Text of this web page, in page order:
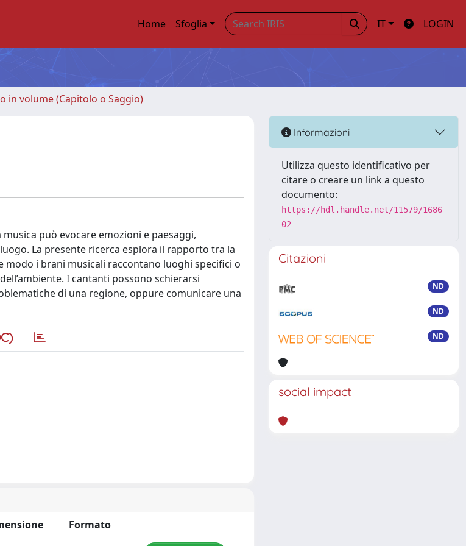
Home Sfoglia IT LOGIN
in volume (Capitolo o Saggio)
può evocare emozioni e paesaggi,
La presente ricerca esplora il rapporto tra la
modo i brani musicali raccontano luoghi specifici o
I cantanti possono schierarsi
di una regione, oppure comunicare una
Formato
Informazioni
Utilizza questo identificativo per
citare o creare un link a questo
documento:
https://hdl.handle.net/11579/1686
02
Citazioni
ND
ND
ND
social impact